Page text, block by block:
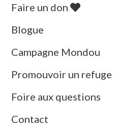
Faire un don
Blogue
Campagne Mondou
Promouvoir un refuge
Foire aux questions
Contact